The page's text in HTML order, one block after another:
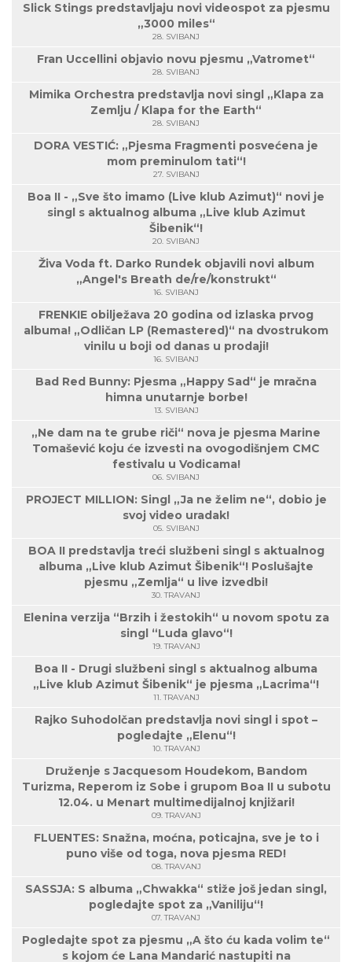
Slick Stings predstavljaju novi videospot za pjesmu
„3000 miles“
28. SVIBANJ
Fran Uccellini objavio novu pjesmu „Vatromet“
28. SVIBANJ
Mimika Orchestra predstavlja novi singl „Klapa za
Zemlju / Klapa for the Earth“
28. SVIBANJ
DORA VESTIĆ: „Pjesma Fragmenti posvećena je
mom preminulom tati“!
27. SVIBANJ
Boa II - „Sve što imamo (Live klub Azimut)“ novi je
singl s aktualnog albuma „Live klub Azimut
Šibenik“!
20. SVIBANJ
Živa Voda ft. Darko Rundek objavili novi album
„Angel's Breath de/re/konstrukt“
16. SVIBANJ
FRENKIE obilježava 20 godina od izlaska prvog
albuma! „Odličan LP (Remastered)“ na dvostrukom
vinilu u boji od danas u prodaji!
16. SVIBANJ
Bad Red Bunny: Pjesma „Happy Sad“ je mračna
himna unutarnje borbe!
13. SVIBANJ
„Ne dam na te grube riči“ nova je pjesma Marine
Tomašević koju će izvesti na ovogodišnjem CMC
festivalu u Vodicama!
06. SVIBANJ
PROJECT MILLION: Singl „Ja ne želim ne“, dobio je
svoj video uradak!
05. SVIBANJ
BOA II predstavlja treći službeni singl s aktualnog
albuma „Live klub Azimut Šibenik“! Poslušajte
pjesmu „Zemlja“ u live izvedbi!
30. TRAVANJ
Elenina verzija “Brzih i žestokih“ u novom spotu za
singl “Luda glavo“!
19. TRAVANJ
Boa II - Drugi službeni singl s aktualnog albuma
„Live klub Azimut Šibenik“ je pjesma „Lacrima“!
11. TRAVANJ
Rajko Suhodolčan predstavlja novi singl i spot –
pogledajte „Elenu“!
10. TRAVANJ
Druženje s Jacquesom Houdekom, Bandom
Turizma, Reperom iz Sobe i grupom Boa II u subotu
12.04. u Menart multimedijalnoj knjižari!
09. TRAVANJ
FLUENTES: Snažna, moćna, poticajna, sve je to i
puno više od toga, nova pjesma RED!
08. TRAVANJ
SASSJA: S albuma „Chwakka“ stiže još jedan singl,
pogledajte spot za „Vaniliju“!
07. TRAVANJ
Pogledajte spot za pjesmu „A što ću kada volim te“
s kojom će Lana Mandarić nastupiti na